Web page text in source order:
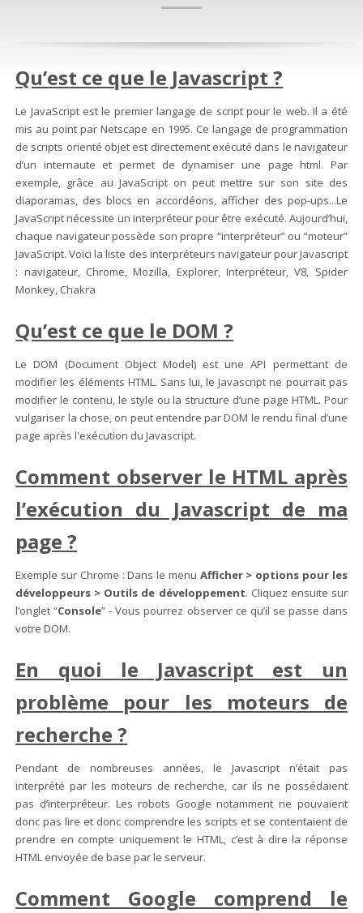
Qu’est ce que le Javascript ?
Le JavaScript est le premier langage de script pour le web. Il a été
mis au point par Netscape en 1995. Ce langage de programmation
de scripts orienté objet est directement exécuté dans le navigateur
d’un internaute et permet de dynamiser une page html. Par
exemple, grâce au JavaScript on peut mettre sur son site des
diaporamas, des blocs en accordéons, afficher des pop-ups...Le
JavaScript nécessite un interpréteur pour être exécuté. Aujourd’hui,
chaque navigateur possède son propre “interpréteur” ou “moteur”
JavaScript. Voici la liste des interpréteurs navigateur pour Javascript
: navigateur, Chrome, Mozilla, Explorer, Interpréteur, V8, Spider
Monkey, Chakra
Qu’est ce que le DOM ?
Le DOM (Document Object Model) est une API permettant de
modifier les éléments HTML. Sans lui, le Javascript ne pourrait pas
modifier le contenu, le style ou la structure d’une page HTML. Pour
vulgariser la chose, on peut entendre par DOM le rendu final d’une
page après l'exécution du Javascript.
Comment observer le HTML après
l’exécution du Javascript de ma
page ?
Exemple sur Chrome : Dans le menu Afficher > options pour les
développeurs > Outils de développement. Cliquez ensuite sur
l’onglet “Console” - Vous pourrez observer ce qu’il se passe dans
votre DOM.
En quoi le Javascript est un
problème pour les moteurs de
recherche ?
Pendant de nombreuses années, le Javascript n’était pas
interprété par les moteurs de recherche, car ils ne possédaient
pas d’interpréteur. Les robots Google notamment ne pouvaient
donc pas lire et donc comprendre les scripts et se contentaient de
prendre en compte uniquement le HTML, c’est à dire la réponse
HTML envoyée de base par le serveur.
Comment Google comprend le